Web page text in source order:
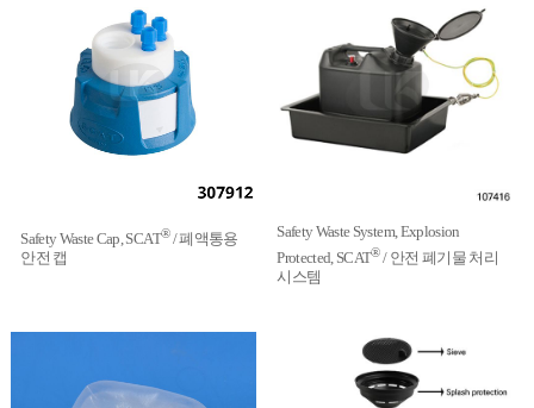
Safety Waste Cap, SCAT®/ 폐액통용
안전 캡
Safety Waste System, Explosion
Protected, SCAT®/ 안전 폐기물 처리
시스템